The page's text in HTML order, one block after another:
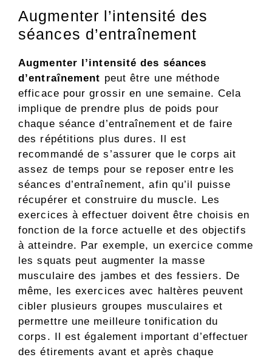
Augmenter l’intensité des
séances d’entraînement
Augmenter l’intensité des séances
d’entraînement peut être une méthode
efficace pour grossir en une semaine. Cela
implique de prendre plus de poids pour
chaque séance d’entraînement et de faire
des répétitions plus dures. Il est
recommandé de s’assurer que le corps ait
assez de temps pour se reposer entre les
séances d’entraînement, afin qu’il puisse
récupérer et construire du muscle. Les
exercices à effectuer doivent être choisis en
fonction de la force actuelle et des objectifs
à atteindre. Par exemple, un exercice comme
les squats peut augmenter la masse
musculaire des jambes et des fessiers. De
même, les exercices avec haltères peuvent
cibler plusieurs groupes musculaires et
permettre une meilleure tonification du
corps. Il est également important d’effectuer
des étirements avant et après chaque